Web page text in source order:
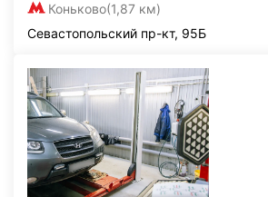
Коньково(1,87 км)
Севастопольский пр-кт, 95Б